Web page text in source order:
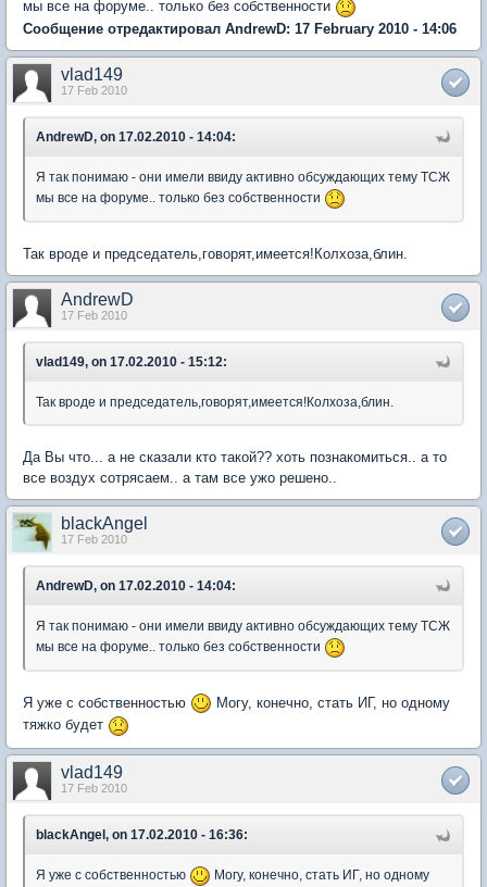
мы все на форуме.. только без собственности
Сообщение отредактировал AndrewD: 17 February 2010 - 14:06
vlad149
17 Feb 2010
AndrewD, on 17.02.2010 - 14:04:
Я так понимаю - они имели ввиду активно обсуждающих тему ТСЖ
мы все на форуме.. только без собственности
Так вроде и председатель,говорят,имеется!Колхоза,блин.
AndrewD
17 Feb 2010
vlad149, on 17.02.2010 - 15:12:
Так вроде и председатель,говорят,имеется!Колхоза,блин.
Да Вы что... а не сказали кто такой?? хоть познакомиться.. а то
все воздух сотрясаем.. а там все ужо решено..
blackAngel
17 Feb 2010
AndrewD, on 17.02.2010 - 14:04:
Я так понимаю - они имели ввиду активно обсуждающих тему ТСЖ
мы все на форуме.. только без собственности
Я уже с собственностью
Могу, конечно, стать ИГ, но одному
тяжко будет
vlad149
17 Feb 2010
blackAngel, on 17.02.2010 - 16:36:
Я уже с собственностью
Могу, конечно, стать ИГ, но одному